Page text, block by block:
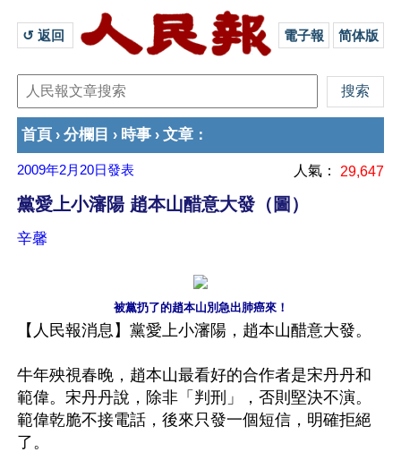
↺ 返回 電子報 简体版
首頁 › 分欄目 › 時事 › 文章 ：
2009年2月20日發表 人氣： 29,647
黨愛上小瀋陽 趙本山醋意大發（圖）
辛馨
被黨扔了的趙本山別急出肺癌來！
【人民報消息】黨愛上小瀋陽，趙本山醋意大發。
牛年殃視春晚，趙本山最看好的合作者是宋丹丹和
範偉。宋丹丹說，除非「判刑」，否則堅決不演。
範偉乾脆不接電話，後來只發一個短信，明確拒絕
了。